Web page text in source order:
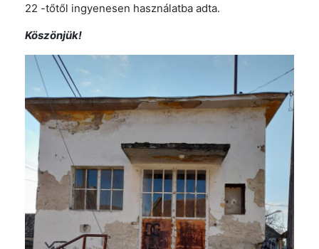
22 -tőtől ingyenesen használatba adta.
Köszönjük!